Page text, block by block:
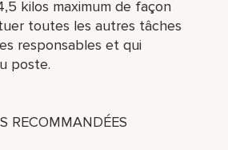
kilos maximum de façon
toutes les autres tâches
responsables et qui
poste.
RECOMMANDÉES